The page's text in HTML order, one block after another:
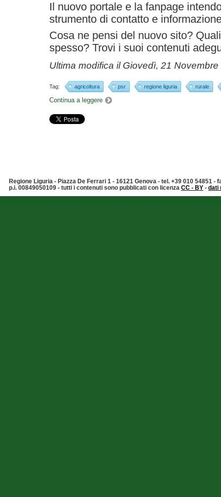
Il nuovo portale e la fanpage
strumento di contatto e
Cosa ne pensi del nuovo sito?
spesso? Trovi i suoi contenuti
Ultima modifica il Giovedì, 21 Novembre
Tag: agricoltura psr regione liguria rurale
Continua a leggere
Regione Liguria - Piazza De Ferrari 1 - 16121 Genova - tel. +39 010 54851 -
p.i. 00849050109 - tutti i contenuti sono pubblicati con licenza CC - BY - dati